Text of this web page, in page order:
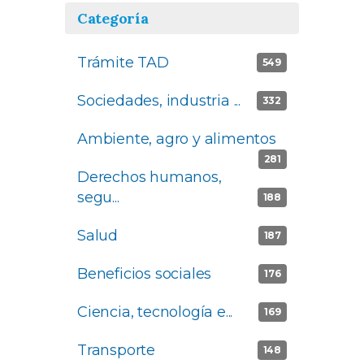
Categoría
Trámite TAD 549
Apply Trámite
Sociedades, industria ...
332
Apply
des,
industri
Ambiente, agro y alimentos
281ply
m
nt
e,
ag
ro
y
ali
Derechos humanos,
segu...
188
Salud
187
Beneficios sociales 176
sociales
Ciencia, tecnología e... 169
Apply
tecnolog
Transporte 148
Apply Transporte